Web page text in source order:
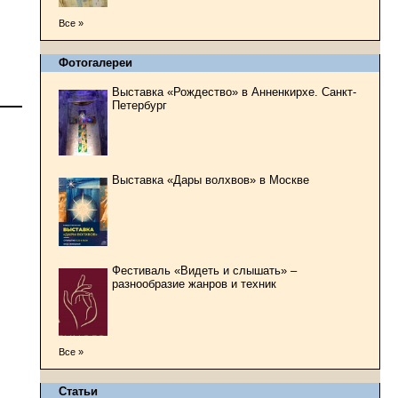
Все »
Фотогалереи
Выставка «Рождество» в Анненкирхе. Санкт-
Петербург
Выставка «Дары волхвов» в Москве
Фестиваль «Видеть и слышать» –
разнообразие жанров и техник
Все »
Статьи